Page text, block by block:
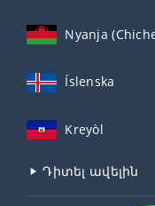
Nyanja
Íslenska
Kreyòl
Դիտել ավելին